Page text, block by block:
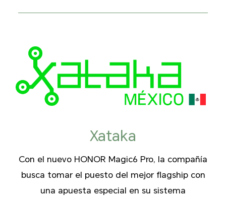
Xataka
Con el nuevo HONOR Magic6 Pro, la compañía
busca tomar el puesto del mejor flagship con
una apuesta especial en su sistema